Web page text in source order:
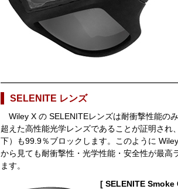
SELENITE レンズ
Wiley X の SELENITEレンズは耐衝撃性能の
超えた高性能光学レンズであることが証明され
下）も99.9％ブロックします。このように
から見ても耐衝撃性・光学性能・安全性が最
ます。
[ SELENITE Smoke